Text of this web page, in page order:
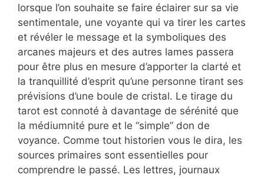
lorsque l’on souhaite se faire éclairer sur sa vie
sentimentale, une voyante qui va tirer les cartes
et révéler le message et la symboliques des
arcanes majeurs et des autres lames passera
pour être plus en mesure d’apporter la clarté et
la tranquillité d’esprit qu’une personne tirant ses
prévisions d’une boule de cristal. Le tirage du
tarot est connoté à davantage de sérénité que
la médiumnité pure et le “simple” don de
voyance. Comme tout historien vous le dira, les
sources primaires sont essentielles pour
comprendre le passé. Les lettres, journaux